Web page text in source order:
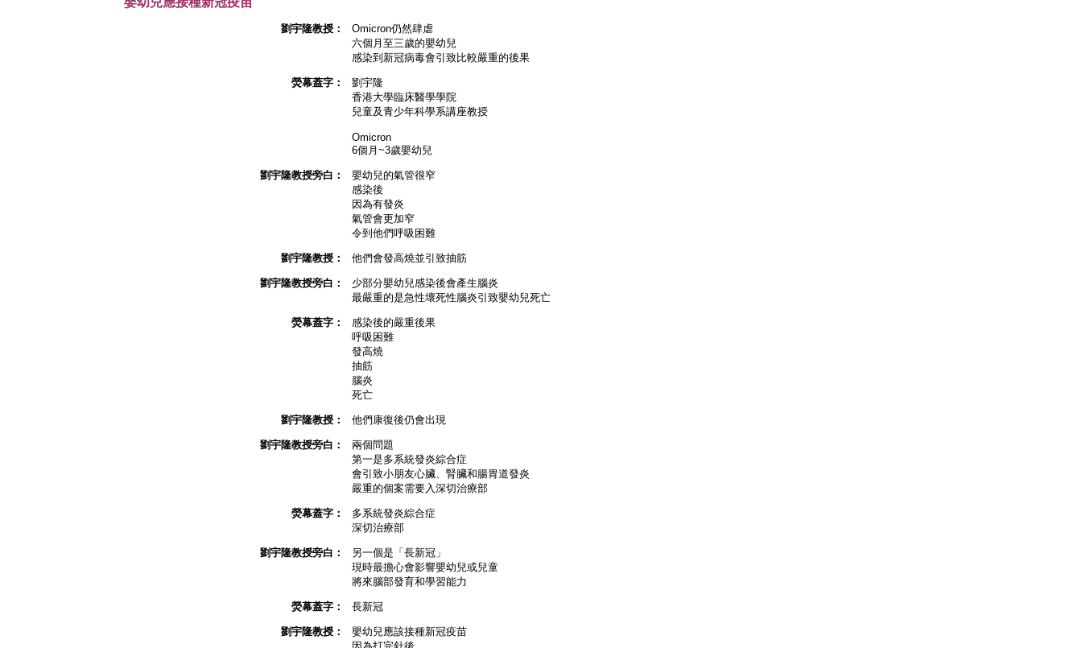
劉宇隆教授：
Omicron仍然肆虐
六個月至三歲的嬰幼兒
感染到新冠病毒會引致比較嚴重的後果
熒幕蓋字：
劉宇隆
香港大學臨床醫學學院
兒童及青少年科學系講座教授
Omicron
6個月~3歲嬰幼兒
劉宇隆教授旁白：
嬰幼兒的氣管很窄
感染後
因為有發炎
氣管會更加窄
令到他們呼吸困難
劉宇隆教授： 他們會發高燒並引致抽筋
劉宇隆教授旁白：
少部分嬰幼兒感染後會產生腦炎
最嚴重的是急性壞死性腦炎引致嬰幼兒死亡
熒幕蓋字：
感染後的嚴重後果
呼吸困難
發高燒
抽筋
腦炎
死亡
劉宇隆教授： 他們康復後仍會出現
劉宇隆教授旁白：
兩個問題
第一是多系統發炎綜合症
會引致小朋友心臟、腎臟和腸胃道發炎
嚴重的個案需要入深切治療部
熒幕蓋字：
多系統發炎綜合症
深切治療部
劉宇隆教授旁白：
另一個是「長新冠」
現時最擔心會影響嬰幼兒或兒童
將來腦部發育和學習能力
熒幕蓋字： 長新冠
劉宇隆教授：
嬰幼兒應該接種新冠疫苗